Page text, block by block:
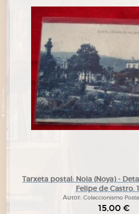
Tarxeta postal: Noia (Noya) -
Felipe de Castro.
Autor: Coleccionismo
15,00 €